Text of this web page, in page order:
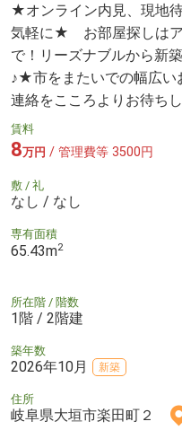
★オンライン内見、現地
気軽に★ お部屋探しはア
で！リーズナブルから新
♪★市をまたいでの幅広い
連絡をこころよりお待ち
賃料
8万円 / 管理費等 3500円
敷 / 礼
なし / なし
専有面積
65.43m2
所在階 / 階数
1階 / 2階建
築年数
2026年10月 新築
住所
岐阜県大垣市楽田町２